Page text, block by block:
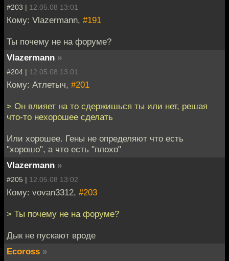
#203 | 12.05.08 13:01
Кому: Vlazermann, #191
Ты почему не на форуме?
Vlazermann »
#204 | 12.05.08 13:01
Кому: Атлетыч, #201
> Он влияет на то сдержишься ты или нет, решая
что-то нехорошее сделать
Или хорошее. Гены не определяют что есть
"хорошо", а что есть "плохо"
Vlazermann »
#205 | 12.05.08 13:02
Кому: vovan3312, #203
> Ты почему не на форуме?
Дык не пускают вроде
Ecoross »